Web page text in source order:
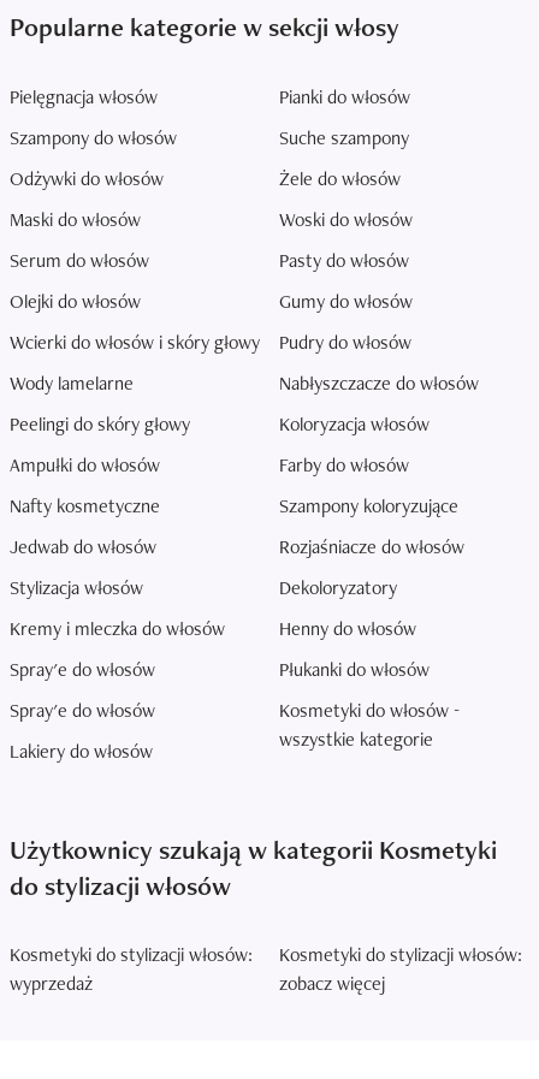
Popularne kategorie w sekcji włosy
Pielęgnacja włosów
Szampony do włosów
Odżywki do włosów
Maski do włosów
Serum do włosów
Olejki do włosów
Wcierki do włosów i skóry głowy
Wody lamelarne
Peelingi do skóry głowy
Ampułki do włosów
Nafty kosmetyczne
Jedwab do włosów
Stylizacja włosów
Kremy i mleczka do włosów
Spray'e do włosów
Spray'e do włosów
Lakiery do włosów
Pianki do włosów
Suche szampony
Żele do włosów
Woski do włosów
Pasty do włosów
Gumy do włosów
Pudry do włosów
Nabłyszczacze do włosów
Koloryzacja włosów
Farby do włosów
Szampony koloryzujące
Rozjaśniacze do włosów
Dekoloryzatory
Henny do włosów
Płukanki do włosów
Kosmetyki do włosów -
wszystkie kategorie
Użytkownicy szukają w kategorii Kosmetyki
do stylizacji włosów
Kosmetyki do stylizacji włosów:
wyprzedaż
Kosmetyki do stylizacji włosów:
zobacz więcej